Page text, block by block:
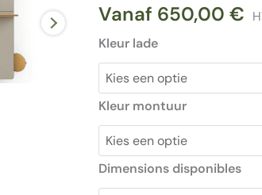
Vanaf 650,00€
Kleur lade
Kleur montuur
Dimensions disponibles